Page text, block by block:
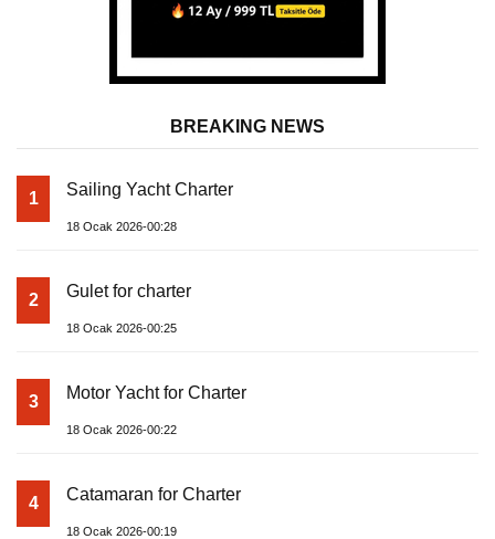
BREAKING NEWS
1 Sailing Yacht Charter
18 Ocak 2026-00:28
2 Gulet for charter
18 Ocak 2026-00:25
3 Motor Yacht for Charter
18 Ocak 2026-00:22
4 Catamaran for Charter
18 Ocak 2026-00:19